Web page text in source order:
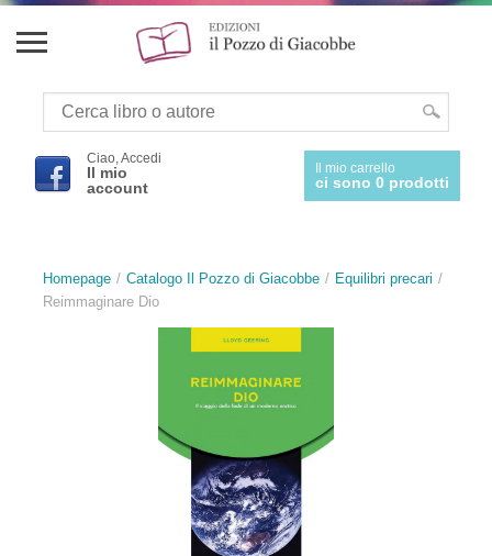
Ciao, Accedi
Il mio
account
Il mio carrello
ci sono 0 prodotti
Homepage Catalogo Il Pozzo di Giacobbe
Equilibri precari
Reimmaginare Dio